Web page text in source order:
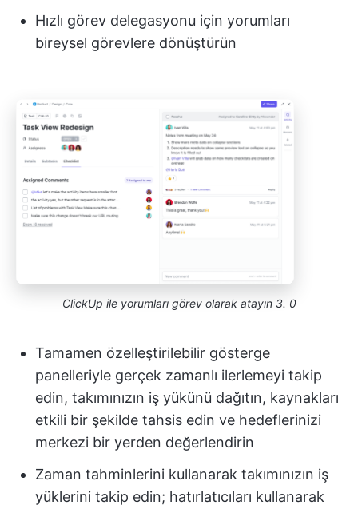
Hızlı görev delegasyonu için yorumları
bireysel görevlere dönüştürün
ClickUp ile yorumları görev olarak atayın 3. 0
Tamamen özelleştirilebilir gösterge
panelleriyle gerçek zamanlı ilerlemeyi takip
edin, takımınızın iş yükünü dağıtın, kaynakları
etkili bir şekilde tahsis edin ve hedeflerinizi
merkezi bir yerden değerlendirin
Zaman tahminlerini kullanarak takımınızın iş
yüklerini takip edin; hatırlatıcıları kullanarak